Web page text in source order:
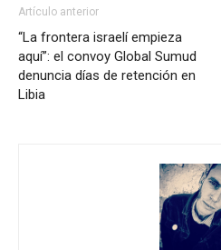
Artículo anterior
“La frontera israelí empieza
aquí”: el convoy Global Sumud
denuncia días de retención en
Libia